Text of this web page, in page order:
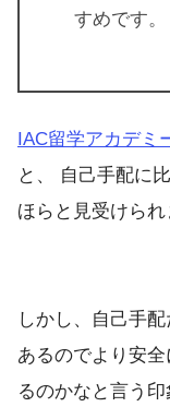
すめです。
IAC留学アカデミ
と、 自己手配に
ほらと見受けられ
しかし、自己手
あるのでより安
るのかなと言う印